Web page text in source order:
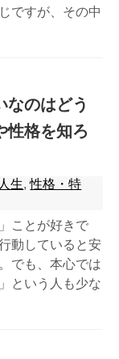
ですが、その中
なのはどう
性格を知ろ
人生,性格・特
ことが好きで
動していると安
でも、本心では
という人も少な